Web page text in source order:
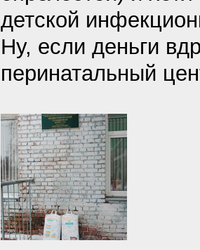
детской
Ну, если деньги
перинатальный